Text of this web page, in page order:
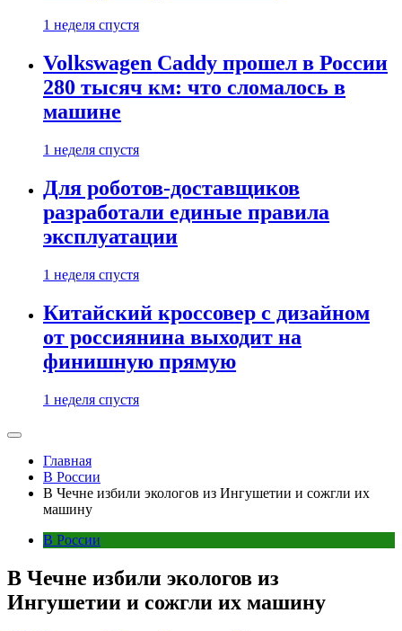
1 неделя спустя
Volkswagen Caddy прошел в России
280 тысяч км: что сломалось в
машине
1 неделя спустя
Для роботов-доставщиков
разработали единые правила
эксплуатации
1 неделя спустя
Китайский кроссовер с дизайном
от россиянина выходит на
финишную прямую
1 неделя спустя
Главная
В России
В Чечне избили экологов из Ингушетии и сожгли их
машину
В России
В Чечне избили экологов из
Ингушетии и сожгли их машину